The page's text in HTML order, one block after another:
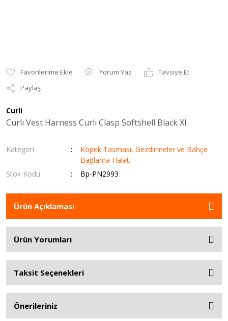
Yorum Yaz
Tavsiye Et
Paylaş
Curli
Curlı Vest Harness Curlı Clasp Softshell Black Xl
Kategori
Köpek Tasması, Gezdirmeler ve Bahçe
Bağlama Halatı
Stok Kodu
Bp-PN2993
Ürün Açıklaması
Ürün Yorumları
Taksit Seçenekleri
Önerileriniz